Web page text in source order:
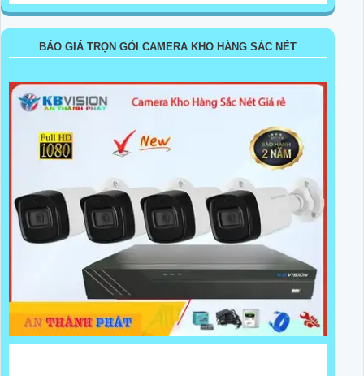
BÁO GIÁ TRỌN GÓI CAMERA KHO HÀNG SẮC NÉT